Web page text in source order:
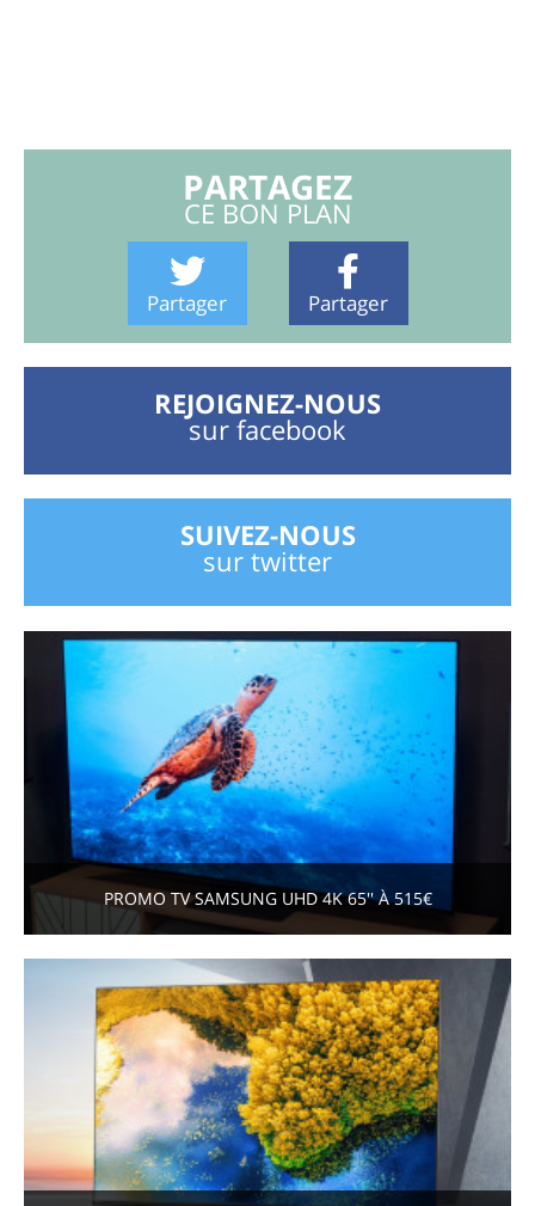
PARTAGEZ
CE BON PLAN
Partager Partager
REJOIGNEZ-NOUS
sur facebook
SUIVEZ-NOUS
sur twitter
PROMO TV SAMSUNG UHD 4K 65'' À 515€